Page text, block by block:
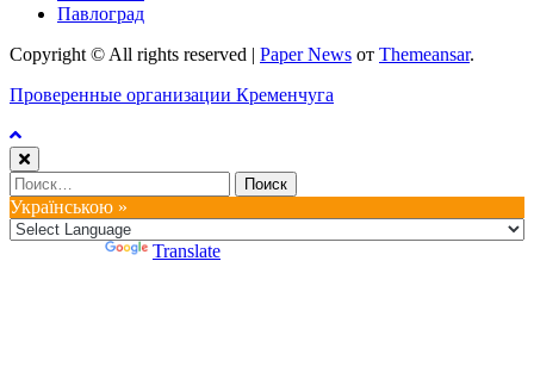
Павлоград
Copyright © All rights reserved | Paper News от Themeansar.
Проверенные организации Кременчуга
Найти:
Українською »
Translate